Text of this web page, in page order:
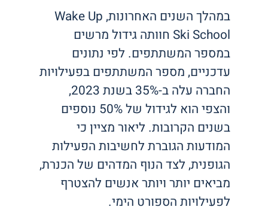
במהלך השנים האחרונות, Wake Up
Ski School חוותה גידול מרשים
במספר המשתתפים. לפי נתונים
עדכניים, מספר המשתתפים בפעילויות
החברה עלה ב-35% בשנת 2023,
והצפי הוא לגידול של 50% נוספים
בשנים הקרובות. ליאור מציין כי
המודעות הגוברת לחשיבות הפעילות
הגופנית, לצד הנוף המדהים של הכנרת,
מביאים יותר ויותר אנשים להצטרף
לפעילויות הספורט הימי.